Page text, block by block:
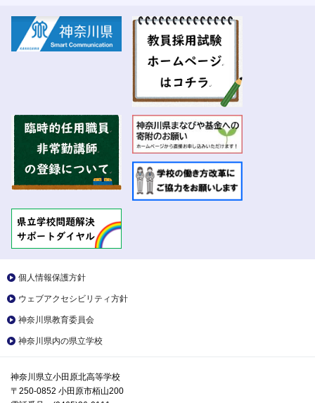
個人情報保護方針
ウェブアクセシビリティ方針
神奈川県教育委員会
神奈川県内の県立学校
神奈川県立小田原北高等学校
〒250-0852 小田原市栢山200